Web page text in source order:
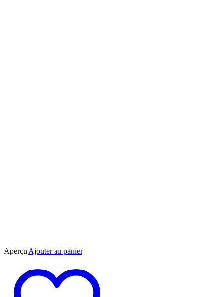
Aperçu Ajouter au panier